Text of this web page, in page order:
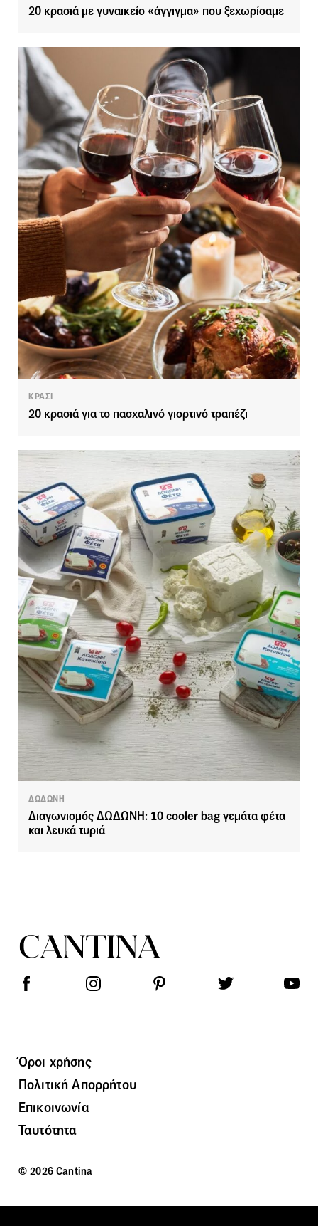
20 κρασιά με γυναικείο «άγγιγμα» που ξεχωρίσαμε
ΚΡΑΣΙ
20 κρασιά για το πασχαλινό γιορτινό τραπέζι
ΔΩΔΩΝΗ
Διαγωνισμός ΔΩΔΩΝΗ: 10 cooler bag γεμάτα φέτα
και λευκά τυριά
Όροι χρήσης
Πολιτική Απορρήτου
Επικοινωνία
Ταυτότητα
© 2026 Cantina